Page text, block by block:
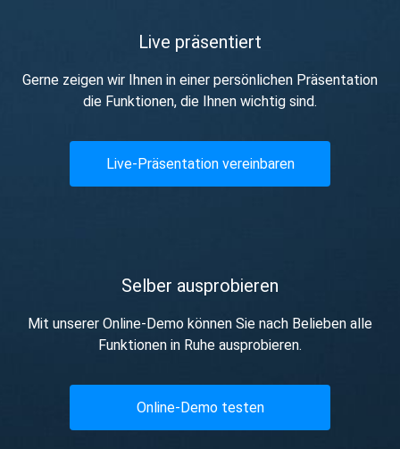
Live präsentiert
Gerne zeigen wir Ihnen in einer persönlichen Präsentation
die Funktionen, die Ihnen wichtig sind.
Live-Präsentation vereinbaren
Selber ausprobieren
Mit unserer Online-Demo können Sie nach Belieben alle
Funktionen in Ruhe ausprobieren.
Online-Demo testen